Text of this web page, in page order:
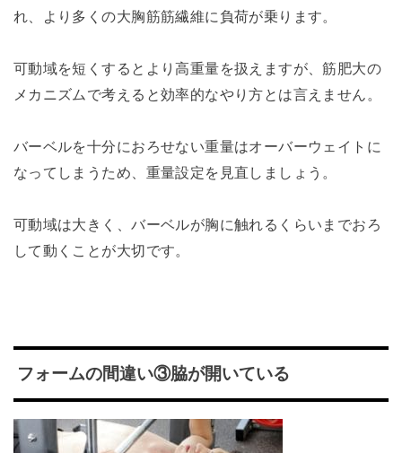
れ、より多くの大胸筋筋繊維に負荷が乗ります。
可動域を短くするとより高重量を扱えますが、筋肥大の
メカニズムで考えると効率的なやり方とは言えません。
バーベルを十分におろせない重量はオーバーウェイトに
なってしまうため、重量設定を見直しましょう。
可動域は大きく、バーベルが胸に触れるくらいまでおろ
して動くことが大切です。
フォームの間違い③脇が開いている